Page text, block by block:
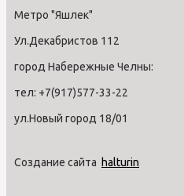
Метро "Яшлек"
Ул.Декабристов 112
город Набережные Челны:
тел: +7(917)577-33-22
ул.Новый город 18/01
Создание сайта halturin